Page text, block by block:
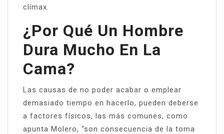
clímax.
¿Por Qué Un Hombre
Dura Mucho En La
Cama?
Las causas de no poder acabar o emplear
demasiado tiempo en hacerlo, pueden deberse
a factores físicos, las más comunes, como
apunta Molero, “son consecuencia de la toma